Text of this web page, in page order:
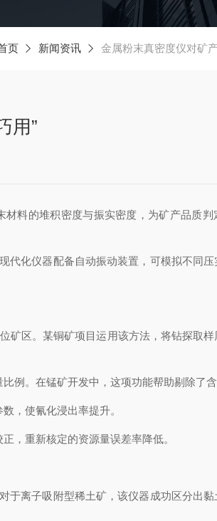
页 新闻资讯 金属粉末真密度仪对矿
用”
料的堆积密度与振实密度，为矿产品质判
化仪器配备自动振动装置，可模拟不同压
区。某铜矿项目运用该方法，将钻探取样
。在锰矿开发中，这项功能帮助剔除了含
，使氰化浸出率提升。
，重新核定的资源量误差率降低。
离子吸附型稀土矿，该仪器成功区分出黏